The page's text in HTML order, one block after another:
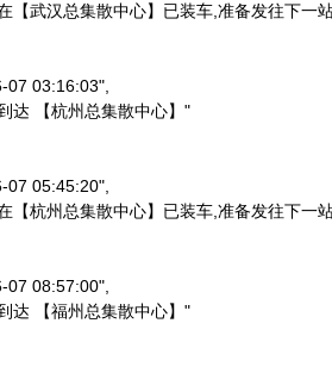
件在【武汉总集散中心】已装车,准备发往下一
07 03:16:03",
件到达 【杭州总集散中心】"
07 05:45:20",
件在【杭州总集散中心】已装车,准备发往下一
07 08:57:00",
件到达 【福州总集散中心】"